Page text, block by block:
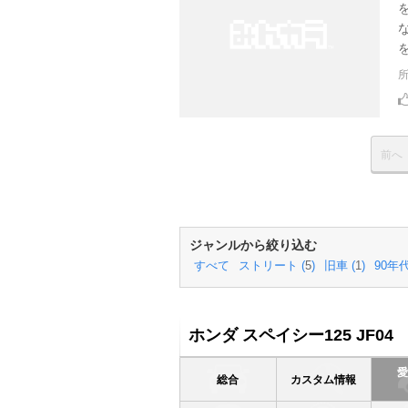
前へ
ジャンルから絞り込む
すべて ストリート (5) 旧車 (1) 90年
ホンダ スペイシー125 JF04
総合 カスタム情報